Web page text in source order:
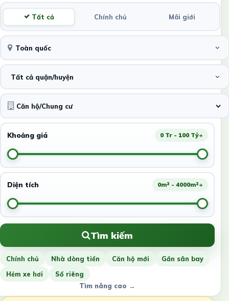
Tất cả Chính chủ Môi giới
Toàn quốc
Tất cả quận/huyện
Khoảng giá 0 Tr - 100 Tỷ+
Diện tích 0m² - 4000m²+
Tìm kiếm
Chính chủ Nhà dòng tiền Căn hộ mới
Gần sân bay
Hẻm xe hơi
Sổ riêng
Tìm nâng cao →